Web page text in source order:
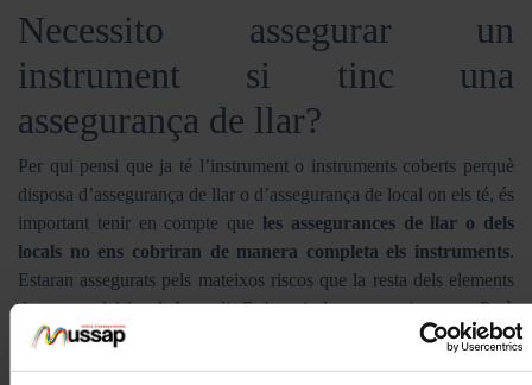
Necessito assegurar un
instrument si tinc una
assegurança de llar?
Per qui pensi que ja té l’instrument o instruments coberts perquè
disposa d’assegurança de llar o d’assegurança de local on els té, és
important tenir en compte que les assegurances de llar o dels
locals no ens cobriran de manera completa els instruments.
Estaran assegurats pels mateixos riscos que la resta dels elements
de casa o del local: Incendi, Robatori, danys per aigua … Però
l’instrument no estarà cobert si ha rebut un cop, ha caigut a terra o